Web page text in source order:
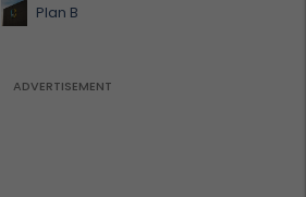
Plan B